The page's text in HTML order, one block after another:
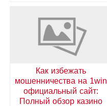
Как избежать
мошенничества на 1win
официальный сайт:
Полный обзор казино